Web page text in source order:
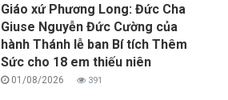
Giáo xứ Phương Long: Đức Cha
Giuse Nguyễn Đức Cường của
hành Thánh lễ ban Bí tích Thêm
Sức cho 18 em thiếu niên
01/08/2026 391